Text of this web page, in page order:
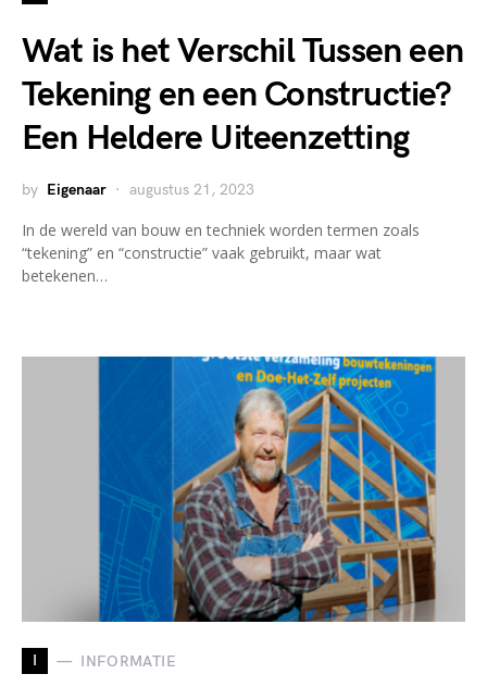
Wat is het Verschil Tussen een
Tekening en een Constructie?
Een Heldere Uiteenzetting
by Eigenaar augustus 21, 2023
In de wereld van bouw en techniek worden termen zoals
“tekening” en “constructie” vaak gebruikt, maar wat
betekenen…
I INFORMATIE